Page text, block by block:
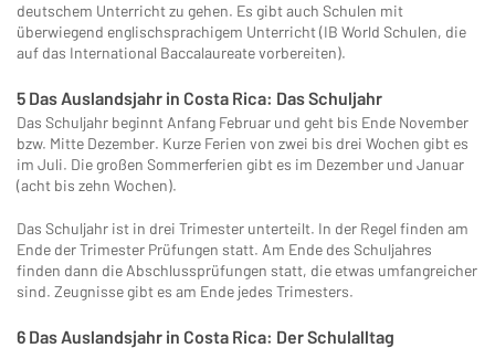
deutschem Unterricht zu gehen. Es gibt auch Schulen mit
überwiegend englischsprachigem Unterricht (IB World Schulen, die
auf das International Baccalaureate vorbereiten).
5 Das Auslandsjahr in Costa Rica: Das Schuljahr
Das Schuljahr beginnt Anfang Februar und geht bis Ende November
bzw. Mitte Dezember. Kurze Ferien von zwei bis drei Wochen gibt es
im Juli. Die großen Sommerferien gibt es im Dezember und Januar
(acht bis zehn Wochen).
Das Schuljahr ist in drei Trimester unterteilt. In der Regel finden am
Ende der Trimester Prüfungen statt. Am Ende des Schuljahres
finden dann die Abschlussprüfungen statt, die etwas umfangreicher
sind. Zeugnisse gibt es am Ende jedes Trimesters.
6 Das Auslandsjahr in Costa Rica: Der Schulalltag